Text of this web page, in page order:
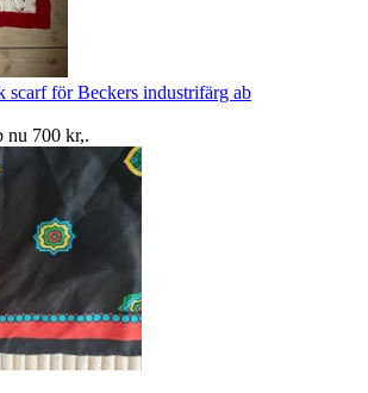
för Beckers industrifärg ab
nu 700 kr,.